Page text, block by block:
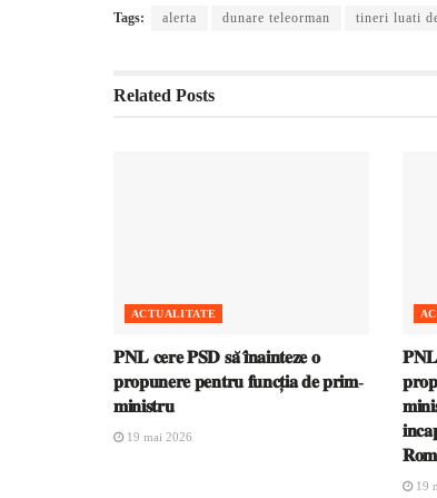
Tags: alerta dunare teleorman tineri luati
Related Posts
ACTUALITATE
𝐏𝐍𝐋 𝐜𝐞𝐫𝐞 𝐏𝐒𝐃 𝐬𝐚̆ 𝐢̂𝐧𝐚𝐢𝐧𝐭𝐞𝐳𝐞 𝐨
𝐩𝐫𝐨𝐩𝐮𝐧𝐞𝐫𝐞 𝐩𝐞𝐧𝐭𝐫𝐮 𝐟𝐮𝐧𝐜𝐭̦𝐢𝐚 𝐝𝐞 𝐩𝐫𝐢𝐦-
𝐦𝐢𝐧𝐢𝐬𝐭𝐫𝐮
19 mai 2026
𝐏𝐍𝐋
19